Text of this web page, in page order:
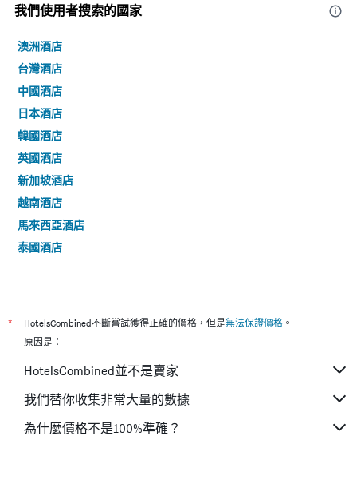
我們使用者搜索的國家
澳洲酒店
台灣酒店
中國酒店
日本酒店
韓國酒店
英國酒店
新加坡酒店
越南酒店
馬來西亞酒店
泰國酒店
* HotelsCombined不斷嘗試獲得正確的價格，但是無法保證價格 。
原因是：
HotelsCombined並不是賣家
我們替你收集非常大量的數據
為什麼價格不是100%準確？